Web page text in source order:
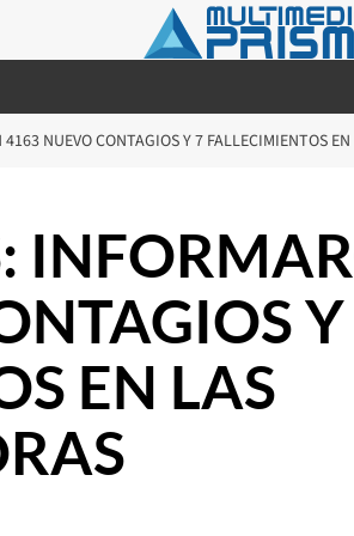
NUEVO CONTAGIOS Y 7 FALLECIMIENTOS
EN LAS